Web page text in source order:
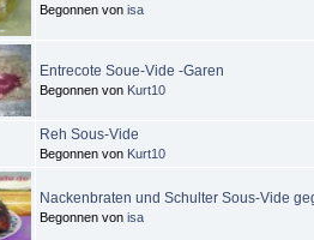
Begonnen von isa
Entrecote Soue-Vide -Garen
Begonnen von Kurt10
Reh Sous-Vide
Begonnen von Kurt10
Nackenbraten und Schulter Sous-Vide
Begonnen von isa